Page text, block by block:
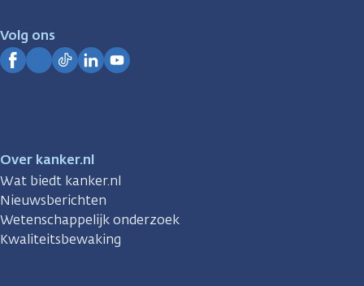
Volg ons
Over kanker.nl
Wat biedt kanker.nl
Nieuwsberichten
Wetenschappelijk onderzoek
Kwaliteitsbewaking